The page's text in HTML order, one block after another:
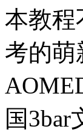
本教程
考的萌
国